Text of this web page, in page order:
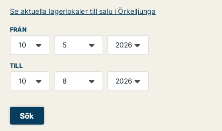
Se aktuella lagerlokaler till salu i Örkelljunga
FRÅN
TILL
Sök